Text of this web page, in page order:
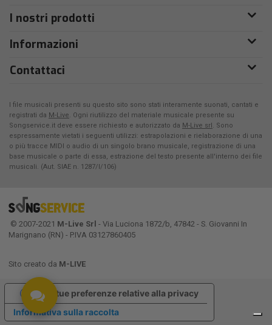
I nostri prodotti
Informazioni
Contattaci
I file musicali presenti su questo sito sono stati interamente suonati, cantati e
registrati da M-Live. Ogni riutilizzo del materiale musicale presente su
Songservice.it deve essere richiesto e autorizzato da M-Live srl. Sono
espressamente vietati i seguenti utilizzi: estrapolazioni e rielaborazione di una
o più tracce MIDI o audio di un singolo brano musicale, registrazione di una
base musicale o parte di essa, estrazione del testo presente all'interno dei file
musicali. (Aut. SIAE n. 1287/I/106)
© 2007-2021 M-Live Srl - Via Luciona 1872/b, 47842 - S. Giovanni In
Marignano (RN) - P.IVA 03127860405
Sito creato da M-LIVE
Informativa sulla raccolta
Le tue preferenze relative alla privacy